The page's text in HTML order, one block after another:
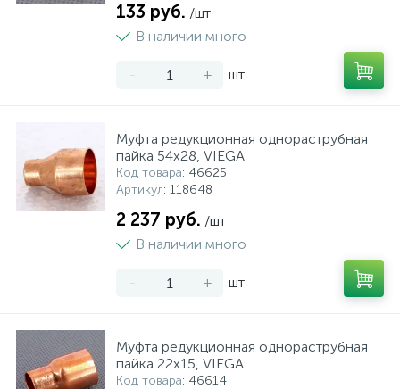
133 руб. /шт
В наличии много
- + шт
Муфта редукционная однораструбная
пайка 54х28, VIEGA
Код товара: 46625
Артикул: 118648
2 237 руб. /шт
В наличии много
- + шт
Муфта редукционная однораструбная
пайка 22х15, VIEGA
Код товара: 46614